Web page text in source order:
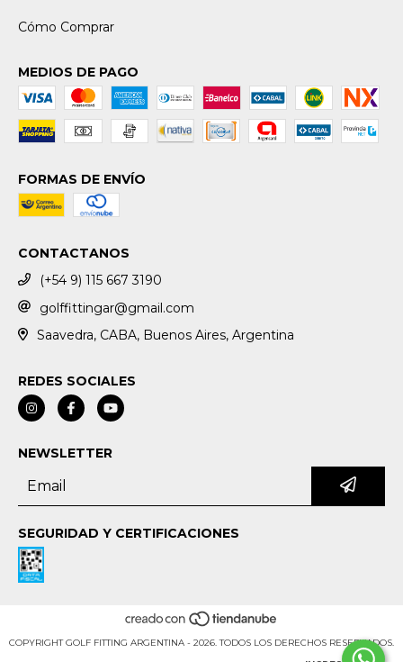
Cómo Comprar
MEDIOS DE PAGO
FORMAS DE ENVÍO
CONTACTANOS
(+54 9) 115 667 3190
golffittingar@gmail.com
Saavedra, CABA, Buenos Aires, Argentina
REDES SOCIALES
NEWSLETTER
SEGURIDAD Y CERTIFICACIONES
COPYRIGHT GOLF FITTING ARGENTINA - 2026. TODOS LOS DERECHOS RESERVADOS.